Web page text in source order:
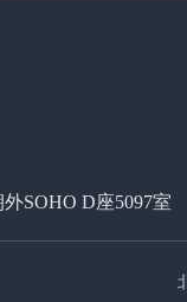
SOHO D座5097室